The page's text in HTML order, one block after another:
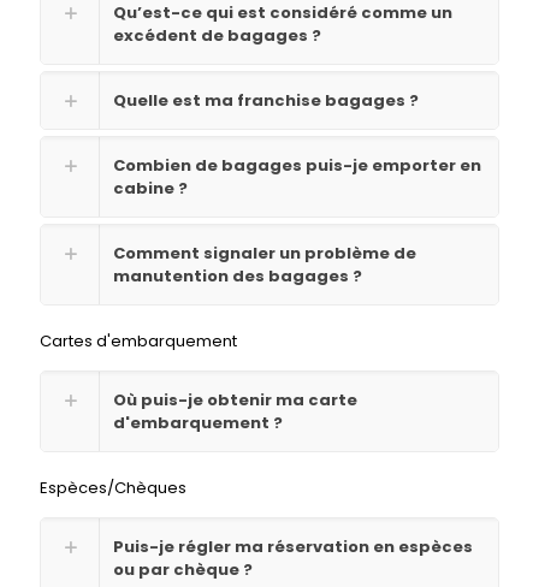
Qu’est-ce qui est considéré comme un
excédent de bagages ?
Quelle est ma franchise bagages ?
Combien de bagages puis-je emporter en
cabine ?
Comment signaler un problème de
manutention des bagages ?
Cartes d'embarquement
Où puis-je obtenir ma carte
d'embarquement ?
Espèces/Chèques
Puis-je régler ma réservation en espèces
ou par chèque ?